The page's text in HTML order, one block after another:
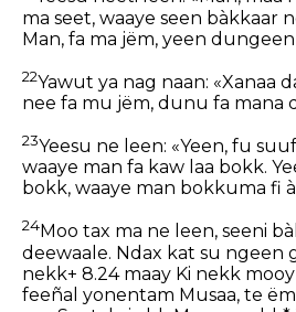
ma seet, waaye seen bàkkaar
Man, fa ma jëm, yeen
22Yawut ya nag naan: «Xanaa
nee fa mu jëm, dunu fa mana
23Yeesu ne leen: «Yeen, fu
waaye man fa kaw laa bokk.
bokk, waaye man bokkuma fi
24Moo tax ma ne leen, seeni
deewaale. Ndax kat su ngeen
nekk+ 8.24 maay Ki nekk
feeñal yonentam Musaa, te